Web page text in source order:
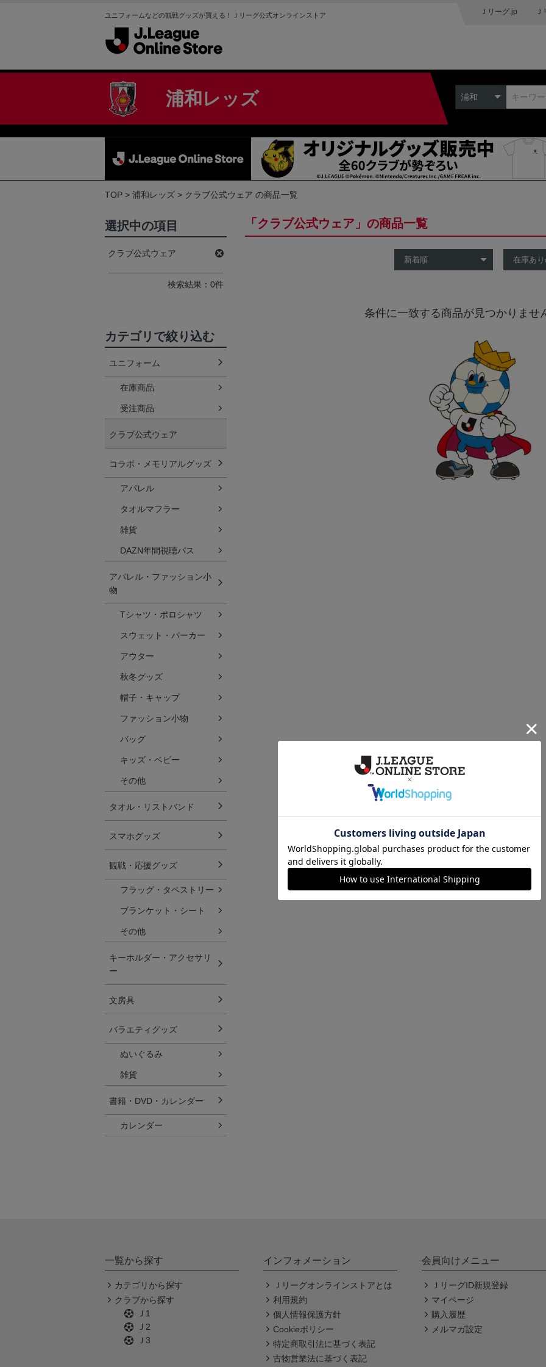
ユニフォームなどの観戦グッズが買える！Ｊリーグ公式オンラインストア Ｊリーグ.jp
浦和レッズ 浦和
TOP 浦和レッズ クラブ公式ウェア の商品一覧
「クラブ公式ウェア」の商品一覧
条件に一致する商品が見つかりませ
選択中の項目
クラブ公式ウェア
検索結果：0件
カテゴリで絞り込む
ユニフォーム
在庫商品
受注商品
クラブ公式ウェア
コラボ・メモリアルグッズ
アパレル
タオルマフラー
雑貨
DAZN年間視聴パス
アパレル・ファッション小
物
Tシャツ・ポロシャツ
スウェット・パーカー
アウター
秋冬グッズ
帽子・キャップ
ファッション小物
バッグ
キッズ・ベビー
その他
タオル・リストバンド
スマホグッズ
観戦・応援グッズ
フラッグ・タペストリー
ブランケット・シート
その他
キーホルダー・アクセサリ
ー
文房具
バラエティグッズ
ぬいぐるみ
雑貨
書籍・DVD・カレンダー
カレンダー
一覧から探す
カテゴリから探す
クラブから探す
Ｊ1
Ｊ2
Ｊ3
インフォメーション
Ｊリーグオンラインストアとは
利用規約
個人情報保護方針
Cookieポリシー
特定商取引法に基づく表記
古物営業法に基づく表記
会員向けメニュー
ＪリーグID新規登録
マイページ
購入履歴
メルマガ設定